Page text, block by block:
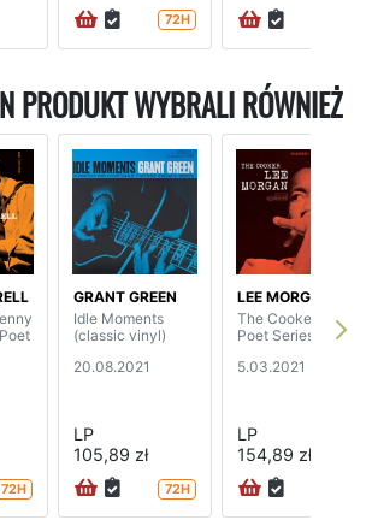
72H
PRODUKT WYBRALI RÓWNIEŻ
72H
GRANT GREEN
Idle Moments
(classic vinyl)
20.08.2021
LP
105,89 zł
72H
LEE MORGAN
The Cooker (Tone
Poet Series)
5.03.2021
LP
154,89 zł